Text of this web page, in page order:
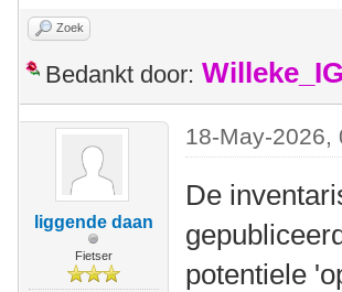
Zoek
Bedankt door:
liggende daan
Fietser
18-May-2026,
De
potentiele